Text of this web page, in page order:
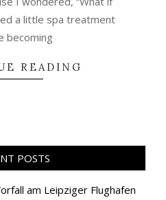
a little spa treatment
becoming
READING
POSTS
am Leipziger Flughafen